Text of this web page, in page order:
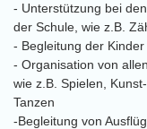
- Unterstützung bei
der Schule, wie z.B.
- Begleitung der
- Organisation von
wie z.B. Spielen,
Tanzen
-Begleitung von